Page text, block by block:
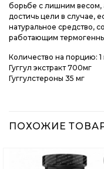
борьбе с лишним весом,
достичь цели в случае,
натуральное средство,
работающим
Количество на порцию: 1
Гуггул экстракт 700мг
Гуггулстероны 35 мг
ПОХОЖИЕ